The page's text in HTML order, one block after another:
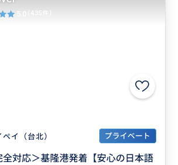
ペイ（台北） プライベート
全対応＞基隆港発着【安心の日本語
5.0 (435件)